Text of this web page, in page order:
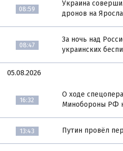
08:59
Украина
дронов на
08:47
За ночь над
украинских
05.08.2026
16:32
О ходе
Минобороны РФ
13:43 Путин провёл